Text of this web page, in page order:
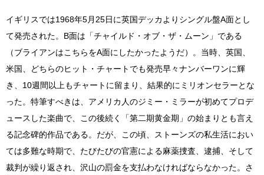
イギリスでは1968年5月25日に英国デッカよりシングル盤A面とし
て発売された。B面は「チャイルド・オブ・ザ・ムーン」である
（ブライアンはこちらをA面にしたかったようだ）。当時、英国、
米国、どちらのヒット・チャートでも発売早々ナンバーワンに輝
き、10週間以上もチャートに留まり、結果的にミリオンセラーとな
った。特筆すべきは、アメリカ人のジミー・ミラーが初めてプロデ
ュースした楽曲で、この後続く「第二期黄金期」の始まりとも言え
る記念碑的作品である。だが、この頃、ストーンズの私生活におい
ては多難な時期で、たびたびの官憲による麻薬捜査、逮捕、そして
裁判が繰り返され、沢山の罰金を支払わなければならなかった。さ